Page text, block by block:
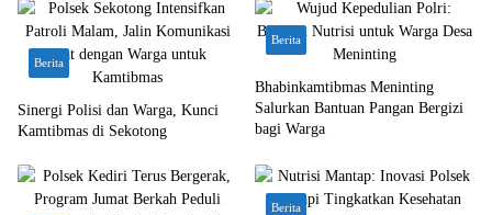
Berita
Sinergi Polisi dan Warga, Kunci
Kamtibmas di Sekotong
Berita
Bhabinkamtibmas Meninting
Salurkan Bantuan Pangan Bergizi
bagi Warga
Berita